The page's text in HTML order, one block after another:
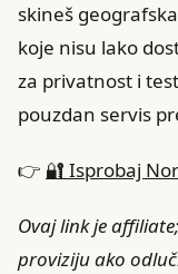
skineš
koje nisu lako
za privatnost i
pouzdan servis
👉 🔐 Isprobaj
Ovaj link je
proviziju ako